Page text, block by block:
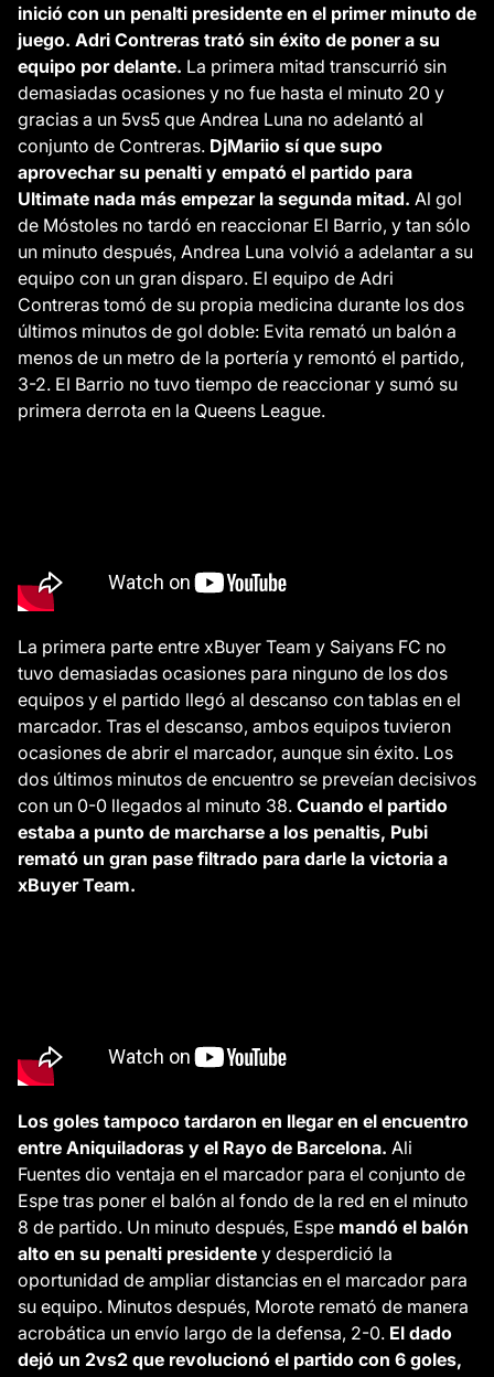
inició con un penalti presidente en el primer minuto de
juego. Adri Contreras trató sin éxito de poner a su
equipo por delante. La primera mitad transcurrió sin
demasiadas ocasiones y no fue hasta el minuto 20 y
gracias a un 5vs5 que Andrea Luna no adelantó al
conjunto de Contreras. DjMariio sí que supo
aprovechar su penalti y empató el partido para
Ultimate nada más empezar la segunda mitad. Al gol
de Móstoles no tardó en reaccionar El Barrio, y tan sólo
un minuto después, Andrea Luna volvió a adelantar a su
equipo con un gran disparo. El equipo de Adri
Contreras tomó de su propia medicina durante los dos
últimos minutos de gol doble: Evita remató un balón a
menos de un metro de la portería y remontó el partido,
3-2. El Barrio no tuvo tiempo de reaccionar y sumó su
primera derrota en la Queens League.
La primera parte entre xBuyer Team y Saiyans FC no
tuvo demasiadas ocasiones para ninguno de los dos
equipos y el partido llegó al descanso con tablas en el
marcador. Tras el descanso, ambos equipos tuvieron
ocasiones de abrir el marcador, aunque sin éxito. Los
dos últimos minutos de encuentro se preveían decisivos
con un 0-0 llegados al minuto 38. Cuando el partido
estaba a punto de marcharse a los penaltis, Pubi
remató un gran pase filtrado para darle la victoria a
xBuyer Team.
Los goles tampoco tardaron en llegar en el encuentro
entre Aniquiladoras y el Rayo de Barcelona. Ali
Fuentes dio ventaja en el marcador para el conjunto de
Espe tras poner el balón al fondo de la red en el minuto
8 de partido. Un minuto después, Espe mandó el balón
alto en su penalti presidente y desperdició la
oportunidad de ampliar distancias en el marcador para
su equipo. Minutos después, Morote remató de manera
acrobática un envío largo de la defensa, 2-0. El dado
dejó un 2vs2 que revolucionó el partido con 6 goles,